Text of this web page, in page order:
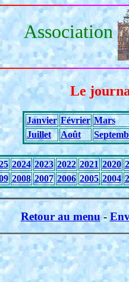
Association
Le
Janvier Février Mars
Juillet
Août
2024 2023 2022 2021 2020
2008 2007 2006 2005 2004
Retour au menu-